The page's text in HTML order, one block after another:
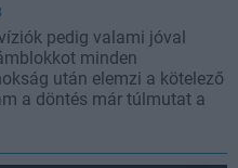
pedig valami jóval
minden
után elemzi a kötelező
a döntés már túlmutat a